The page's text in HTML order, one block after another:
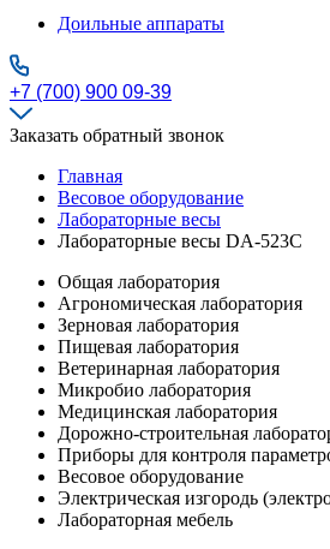
Доильные аппараты
+7 (700) 900 09-39
Заказать обратный звонок
Главная
Весовое оборудование
Лабораторные весы
Лабораторные весы DA-523C
Общая лаборатория
Агрономическая лаборатория
Зерновая лаборатория
Пищевая лаборатория
Ветеринарная лаборатория
Микробио лаборатория
Медицинская лаборатория
Дорожно-строительная
Приборы для контроля
Весовое оборудование
Электрическая изгородь
Лабораторная мебель